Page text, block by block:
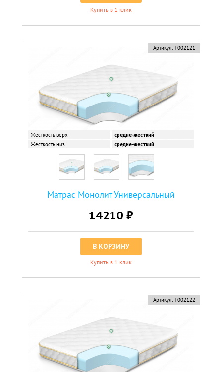
Купить в 1 клик
Артикул: Т002121
Жесткость верх
средне-жесткий
Жесткость низ
средне-жесткий
Матрас Монолит Универсальный
14210 ₽
В КОРЗИНУ
Купить в 1 клик
Артикул: Т002122